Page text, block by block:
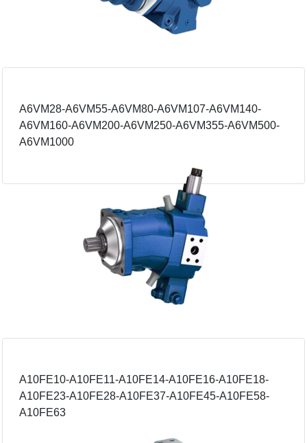
A6VM28-A6VM55-A6VM80-A6VM107-A6VM140-
A6VM160-A6VM200-A6VM250-A6VM355-A6VM500-
A6VM1000
A10FE10-A10FE11-A10FE14-A10FE16-A10FE18-
A10FE23-A10FE28-A10FE37-A10FE45-A10FE58-
A10FE63